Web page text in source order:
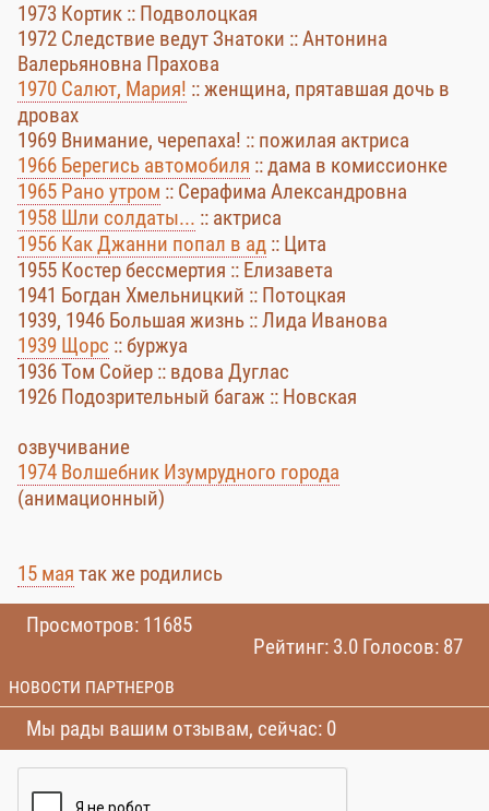
1973 Кортик :: Подволоцкая
1972 Следствие ведут Знатоки :: Антонина
Валерьяновна Прахова
1970 Салют, Мария! :: женщина, прятавшая дочь в
дровах
1969 Внимание, черепаха! :: пожилая актриса
1966 Берегись автомобиля :: дама в комиссионке
1965 Рано утром :: Серафима Александровна
1958 Шли солдаты... :: актриса
1956 Как Джанни попал в ад :: Цита
1955 Костер бессмертия :: Елизавета
1941 Богдан Хмельницкий :: Потоцкая
1939, 1946 Большая жизнь :: Лида Иванова
1939 Щорс :: буржуа
1936 Том Сойер :: вдова Дуглас
1926 Подозрительный багаж :: Новская
озвучивание
1974 Волшебник Изумрудного города
(анимационный)
15 мая так же родились
Просмотров: 11685
Рейтинг: 3.0 Голосов: 87
НОВОСТИ ПАРТНЕРОВ
Мы рады вашим отзывам, сейчас: 0